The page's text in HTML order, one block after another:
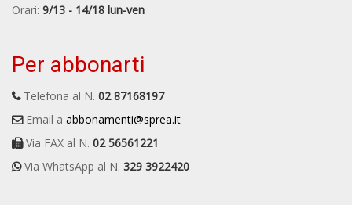
Orari: 9/13 - 14/18 lun-ven
Per abbonarti
Telefona al N. 02 87168197
Email a abbonamenti@sprea.it
Via FAX al N. 02 56561221
Via WhatsApp al N. 329 3922420